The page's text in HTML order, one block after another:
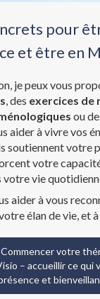
pour
et être en
je peux vous
, des exercices de
ou
aider à vivre vos
soutiennent votre
votre
vie
aider à vous
élan de vie, et
votre
– accueillir ce qui
et